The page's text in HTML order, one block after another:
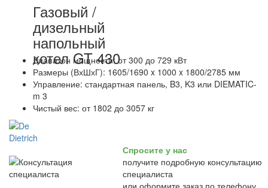
Газовый /
дизельный
напольный
котел GT 430
Диапазон мощности: от 300 до 729 кВт
Размеры (ВхШхГ): 1605/1690 x 1000 x 1800/2785 мм
Управление: стандартная панель, B3, K3 или DIEMATIC-
m 3
Чистый вес: от 1802 до 3057 кг
Спросите у нас
получите подробную консультацию
специалиста
или оформите заказ по телефону